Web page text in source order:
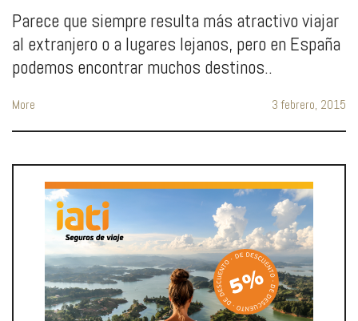
Parece que siempre resulta más atractivo viajar
al extranjero o a lugares lejanos, pero en España
podemos encontrar muchos destinos..
More 3 febrero, 2015